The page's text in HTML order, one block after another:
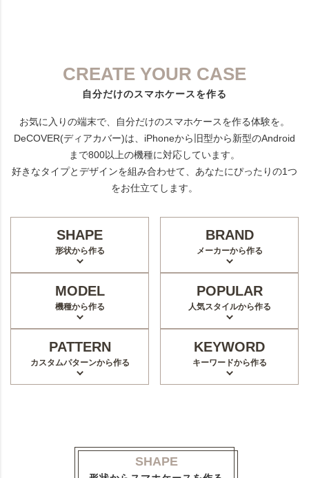
CREATE YOUR CASE
自分だけのスマホケースを作る
お気に入りの端末で、自分だけのスマホケースを作る体験を。
DeCOVER(ディアカバー)は、iPhoneから旧型から新型のAndroid
まで800以上の機種に対応しています。
好きなタイプとデザインを組み合わせて、あなたにぴったりの1つ
をお仕立てします。
SHAPE
形状から作る
BRAND
メーカーから作る
MODEL
機種から作る
POPULAR
人気スタイルから作る
PATTERN
カスタムパターンから作る
KEYWORD
キーワードから作る
SHAPE